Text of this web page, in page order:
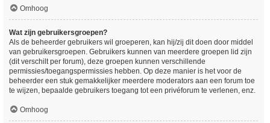
Omhoog
Wat zijn gebruikersgroepen?
Als de beheerder gebruikers wil groeperen, kan hij/zij dit doen door middel
van gebruikersgroepen. Gebruikers kunnen van meerdere groepen lid zijn
(dit verschilt per forum), deze groepen kunnen verschillende
permissies/toegangspermissies hebben. Op deze manier is het voor de
beheerder een stuk gemakkelijker meerdere moderators aan een forum toe
te wijzen, bepaalde gebruikers toegang tot een privéforum te verlenen, enz.
Omhoog